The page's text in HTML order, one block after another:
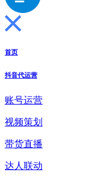
首页
抖音代运营
账号运营
视频策划
带货直播
达人联动